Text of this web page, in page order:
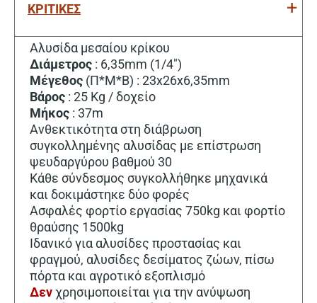
ΚΡΙΤΙΚΕΣ
Αλυσίδα μεσαίου κρίκου
Διάμετρος : 6,35mm (1/4″)
Μέγεθος (Π*Μ*Β) : 23x26x6,35mm
Βάρος : 25 Kg / δοχείο
Μήκος : 37m
Ανθεκτικότητα στη διάβρωση
συγκολλημένης αλυσίδας με επίστρωση
ψευδαργύρου βαθμού 30
Κάθε σύνδεσμος συγκολλήθηκε μηχανικά
και δοκιμάστηκε δύο φορές
Ασφαλές φορτίο εργασίας 750kg και φορτίο
θραύσης 1500kg
Ιδανικό για αλυσίδες προστασίας και
φραγμού, αλυσίδες δεσίματος ζώων, πίσω
πόρτα και αγροτικό εξοπλισμό
Δενχρησιμοποιείται για την ανύψωση